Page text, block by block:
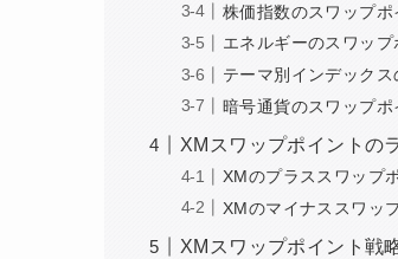
株価指数のスワップポ
エネルギーのスワップ
テーマ別インデック
暗号通貨のスワップポ
XMスワップポイントの
XMのプラススワップ
XMのマイナススワッ
XMスワップポイント戦